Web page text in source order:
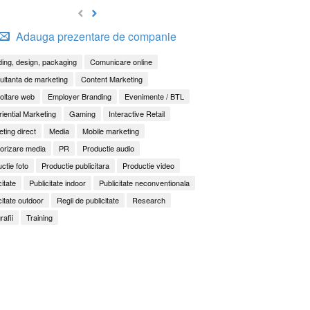
Adauga prezentare de companie
design, packaging
Comunicare online
de marketing
Content Marketing
web
Employer Branding
Evenimente / BTL
Marketing
Gaming
Interactive Retail
direct
Media
Mobile marketing
media
PR
Productie audio
foto
Productie publicitara
Productie video
Publicitate indoor
Publicitate neconventionala
outdoor
Regii de publicitate
Research
Training